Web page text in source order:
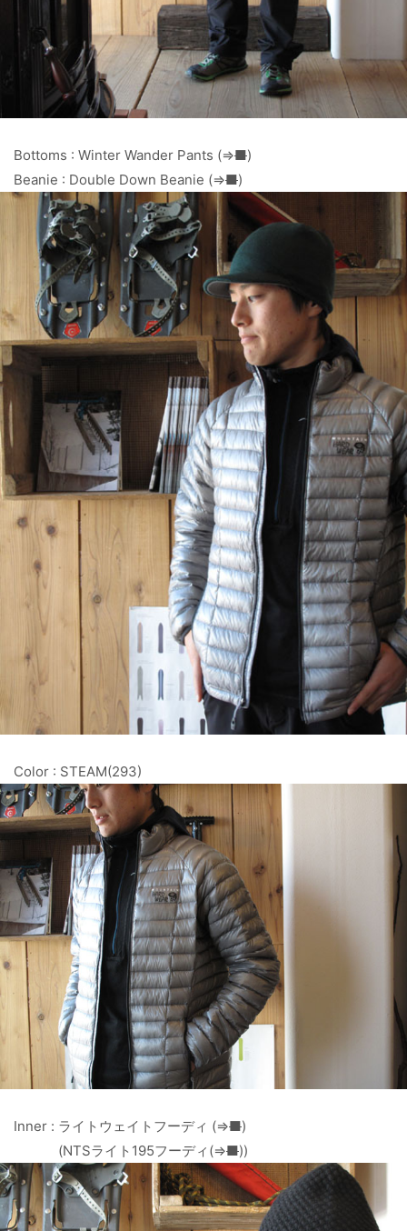
Bottoms : Winter Wander Pants (⇒■)
Beanie : Double Down Beanie (⇒■)
Color : STEAM(293)
Inner : ライトウェイトフーディ (⇒■)
(NTSライト195フーディ(⇒■))